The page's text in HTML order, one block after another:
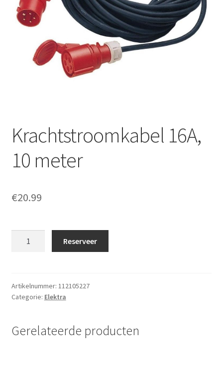
Offerte aanvraag
Privacybeleid
Krachtstroomkabel 16A,
10 meter
€20.99
aantal
Reserveer
Artikelnummer: 112105227
Categorie: Elektra
Gerelateerde producten